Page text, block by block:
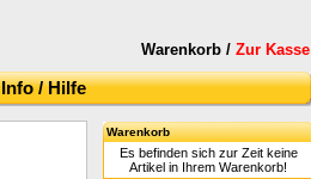
Warenkorb / Zur Kasse
Info / Hilfe
Warenkorb
Es befinden sich zur Zeit keine
Artikel in Ihrem Warenkorb!